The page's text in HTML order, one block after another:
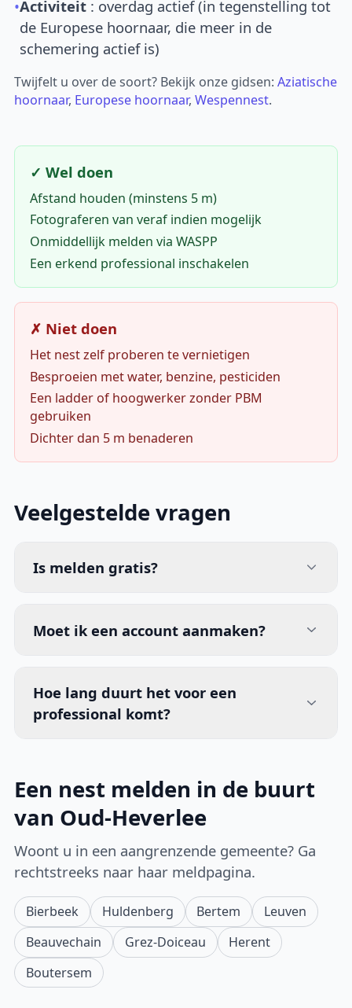
•Activiteit : overdag actief (in tegenstelling tot
de Europese hoornaar, die meer in de
schemering actief is)
Twijfelt u over de soort? Bekijk onze gidsen:Aziatische
hoornaar, Europese hoornaar,Wespennest.
✓ Wel doen
Afstand houden (minstens 5 m)
Fotograferen van veraf indien mogelijk
Onmiddellijk melden via WASPP
Een erkend professional inschakelen
✗ Niet doen
Het nest zelf proberen te vernietigen
Besproeien met water, benzine, pesticiden
Een ladder of hoogwerker zonder PBM
gebruiken
Dichter dan 5 m benaderen
Veelgestelde vragen
Is melden gratis?
Moet ik een account aanmaken?
Hoe lang duurt het voor een
professional komt?
Een nest melden in de buurt
van Oud-Heverlee
Woont u in een aangrenzende gemeente? Ga
rechtstreeks naar haar meldpagina.
Bierbeek Huldenberg Bertem
Leuven
Beauvechain
Grez-Doiceau
Herent
Boutersem